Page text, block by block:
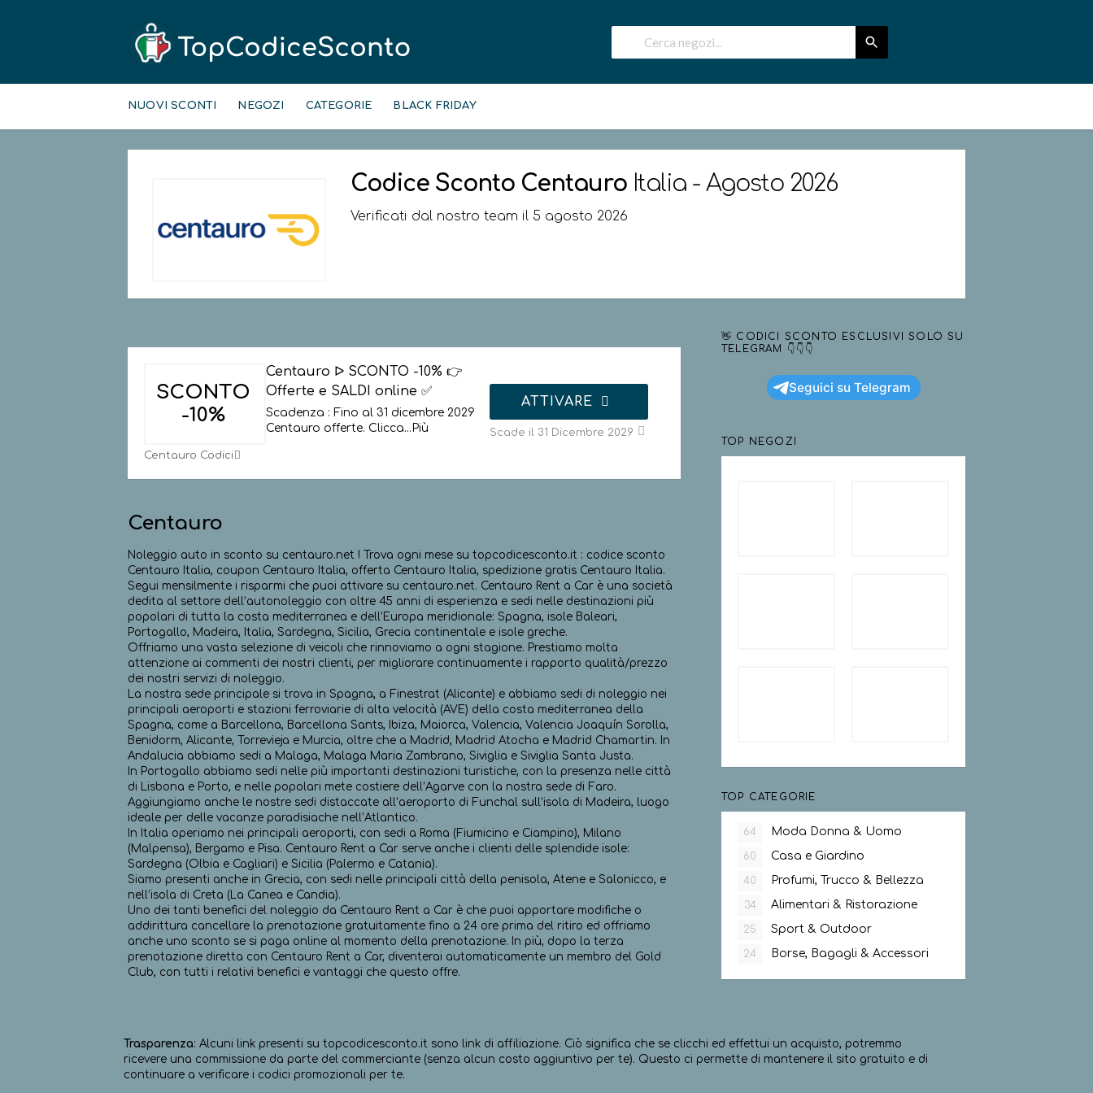
to
NUOVI SCONTI NEGOZI CATEGORIE BLACK FRIDAY
Codice Sconto Centauro Italia - Agosto 2026
Verificati dal nostro team il 5 agosto 2026
SCONTO
-10%
Centauro Codici
Centauro ᐅ SCONTO -10% 👉
Offerte e SALDI online ✅
Scadenza : Fino al 31 dicembre 2029
Centauro offerte. Clicca... Più
ATTIVARE
Scade il 31 Dicembre 2029
Centauro
Noleggio auto in sconto su centauro.net ! Trova ogni mese su topcodicesconto.it : codice sconto
Centauro Italia, coupon Centauro Italia, offerta Centauro Italia, spedizione gratis Centauro Italia.
Segui mensilmente i risparmi che puoi attivare su centauro.net. Centauro Rent a Car è una società
dedita al settore dell’autonoleggio con oltre 45 anni di esperienza e sedi nelle destinazioni più
popolari di tutta la costa mediterranea e dell’Europa meridionale: Spagna, isole Baleari,
Portogallo, Madeira, Italia, Sardegna, Sicilia, Grecia continentale e isole greche.
Offriamo una vasta selezione di veicoli che rinnoviamo a ogni stagione. Prestiamo molta
attenzione ai commenti dei nostri clienti, per migliorare continuamente i rapporto qualità/prezzo
dei nostri servizi di noleggio.
La nostra sede principale si trova in Spagna, a Finestrat (Alicante) e abbiamo sedi di noleggio nei
principali aeroporti e stazioni ferroviarie di alta velocità (AVE) della costa mediterranea della
Spagna, come a Barcellona, Barcellona Sants, Ibiza, Maiorca, Valencia, Valencia Joaquín Sorolla,
Benidorm, Alicante, Torrevieja e Murcia, oltre che a Madrid, Madrid Atocha e Madrid Chamartin. In
Andalucia abbiamo sedi a Malaga, Malaga Maria Zambrano, Siviglia e Siviglia Santa Justa.
In Portogallo abbiamo sedi nelle più importanti destinazioni turistiche, con la presenza nelle città
di Lisbona e Porto, e nelle popolari mete costiere dell’Agarve con la nostra sede di Faro.
Aggiungiamo anche le nostre sedi distaccate all’aeroporto di Funchal sull’isola di Madeira, luogo
ideale per delle vacanze paradisiache nell’Atlantico.
In Italia operiamo nei principali aeroporti, con sedi a Roma (Fiumicino e Ciampino), Milano
(Malpensa), Bergamo e Pisa. Centauro Rent a Car serve anche i clienti delle splendide isole:
Sardegna (Olbia e Cagliari) e Sicilia (Palermo e Catania).
Siamo presenti anche in Grecia, con sedi nelle principali città della penisola, Atene e Salonicco, e
nell’isola di Creta (La Canea e Candia).
Uno dei tanti benefici del noleggio da Centauro Rent a Car è che puoi apportare modifiche o
addirittura cancellare la prenotazione gratuitamente fino a 24 ore prima del ritiro ed offriamo
anche uno sconto se si paga online al momento della prenotazione. In più, dopo la terza
prenotazione diretta con Centauro Rent a Car, diventerai automaticamente un membro del Gold
Club, con tutti i relativi benefici e vantaggi che questo offre.
👋 CODICI SCONTO ESCLUSIVI SOLO SU
TELEGRAM 👇👇👇
Seguici su Telegram
TOP NEGOZI
TOP CATEGORIE
64 Moda Donna & Uomo
60 Casa e Giardino
40 Profumi, Trucco & Bellezza
34 Alimentari & Ristorazione
25 Sport & Outdoor
24 Borse, Bagagli & Accessori
Trasparenza: Alcuni link presenti su topcodicesconto.it sono link di affiliazione. Ciò significa che se clicchi ed effettui un acquisto, potremmo
ricevere una commissione da parte del commerciante (senza alcun costo aggiuntivo per te). Questo ci permette di mantenere il sito gratuito e di
continuare a verificare i codici promozionali per te.